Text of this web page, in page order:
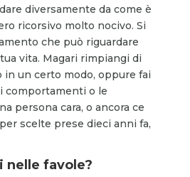
diversamente da come è
ricorsivo molto nocivo. Si
che può riguardare
vita. Magari rimpiangi di
un certo modo, oppure fai
comportamenti o le
persona cara, o ancora ce
scelte prese dieci anni fa,
nelle favole?